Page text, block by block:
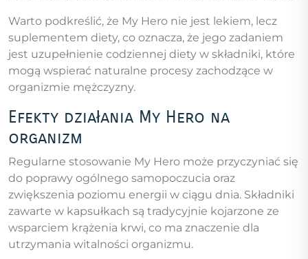
Warto podkreślić, że My Hero nie jest lekiem, lecz
suplementem diety, co oznacza, że jego zadaniem
jest uzupełnienie codziennej diety w składniki, które
mogą wspierać naturalne procesy zachodzące w
organizmie mężczyzny.
Efekty działania My Hero na
organizm
Regularne stosowanie My Hero może przyczyniać się
do poprawy ogólnego samopoczucia oraz
zwiększenia poziomu energii w ciągu dnia. Składniki
zawarte w kapsułkach są tradycyjnie kojarzone ze
wsparciem krążenia krwi, co ma znaczenie dla
utrzymania witalności organizmu.